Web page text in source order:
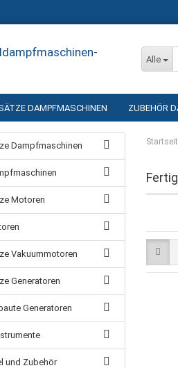
Alle
DAMPFMASCHINEN ZUBEHÖR
GENERATOREN FERTIG
Dampfmaschinen
Motoren
Vakuummotoren
Generatoren
Generatoren
und Zubehör